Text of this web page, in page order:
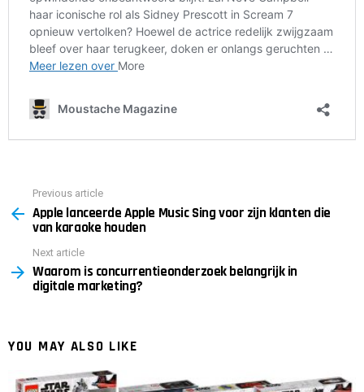
more
Previous article
Apple lanceerde Apple Music Sing voor zijn klanten die
van karaoke houden
Next article
Waarom is concurrentieonderzoek belangrijk in
digitale marketing?
YOU MAY ALSO LIKE